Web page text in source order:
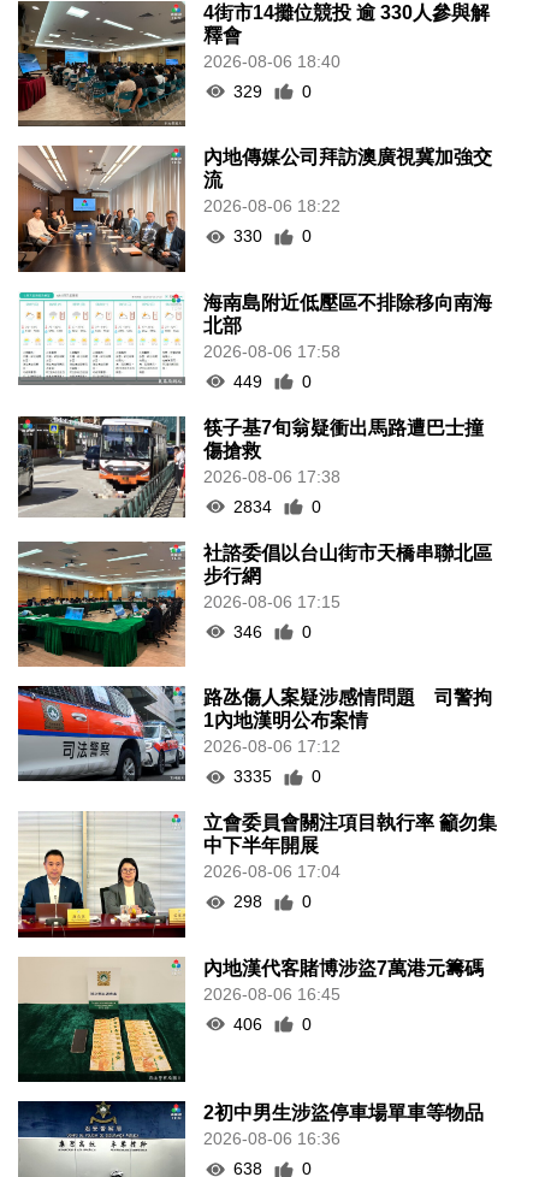
4街市14攤位競投 逾 330人參與解
釋會
2026-08-06 18:40
329
0
內地傳媒公司拜訪澳廣視冀加強交
流
2026-08-06 18:22
330
0
海南島附近低壓區不排除移向南海
北部
2026-08-06 17:58
449
0
筷子基7旬翁疑衝出馬路遭巴士撞
傷搶救
2026-08-06 17:38
2834
0
社諮委倡以台山街市天橋串聯北區
步行網
2026-08-06 17:15
346
0
路氹傷人案疑涉感情問題 司警拘
1內地漢明公布案情
2026-08-06 17:12
3335
0
立會委員會關注項目執行率 籲勿集
中下半年開展
2026-08-06 17:04
298
0
內地漢代客賭博涉盜7萬港元籌碼
2026-08-06 16:45
406
0
2初中男生涉盜停車場單車等物品
2026-08-06 16:36
638
0